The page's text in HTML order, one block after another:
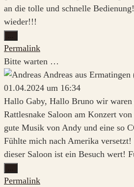
an die tolle und schnelle
wieder!!!
...
Metabox
ein-/ausblenden.
Permalink
Bitte warten …
Andreas aus Ermatingen
01.04.2024 um 16:34
Hallo Gaby, Hallo Bruno wir waren
Rattlesnake Saloon am Konzert
gute Musik von Andy und eine so
Fühlte mich nach Amerika
dieser Saloon ist ein Besuch wert!
...
Metabox
ein-/ausblenden.
Permalink